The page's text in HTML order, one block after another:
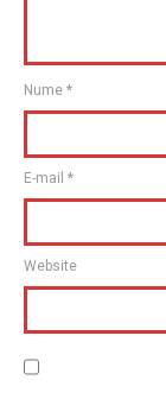
Nume *
E-mail *
Website